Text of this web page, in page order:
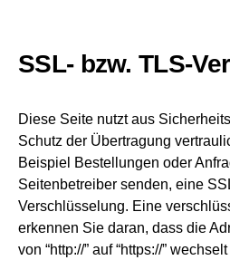
SSL- bzw. TLS-
Diese Seite nutzt aus
Schutz der Übertragung
Beispiel Bestellungen oder
Seitenbetreiber senden, eine
Verschlüsselung. Eine
erkennen Sie daran, dass die
von “http://” auf “https://”